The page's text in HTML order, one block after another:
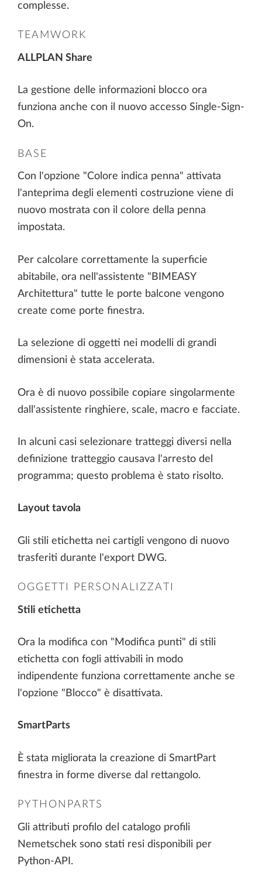
complesse.
TEAMWORK
ALLPLAN Share
La gestione delle informazioni blocco ora
funziona anche con il nuovo accesso Single-Sign-
On.
BASE
Con l'opzione "Colore indica penna" attivata
l'anteprima degli elementi costruzione viene di
nuovo mostrata con il colore della penna
impostata.
Per calcolare correttamente la superficie
abitabile, ora nell'assistente "BIMEASY
Architettura" tutte le porte balcone vengono
create come porte finestra.
La selezione di oggetti nei modelli di grandi
dimensioni è stata accelerata.
Ora è di nuovo possibile copiare singolarmente
dall'assistente ringhiere, scale, macro e facciate.
In alcuni casi selezionare tratteggi diversi nella
definizione tratteggio causava l'arresto del
programma; questo problema è stato risolto.
Layout tavola
Gli stili etichetta nei cartigli vengono di nuovo
trasferiti durante l'export DWG.
OGGETTI PERSONALIZZATI
Stili etichetta
Ora la modifica con "Modifica punti" di stili
etichetta con fogli attivabili in modo
indipendente funziona correttamente anche se
l'opzione "Blocco" è disattivata.
SmartParts
È stata migliorata la creazione di SmartPart
finestra in forme diverse dal rettangolo.
PYTHONPARTS
Gli attributi profilo del catalogo profili
Nemetschek sono stati resi disponibili per
Python-API.